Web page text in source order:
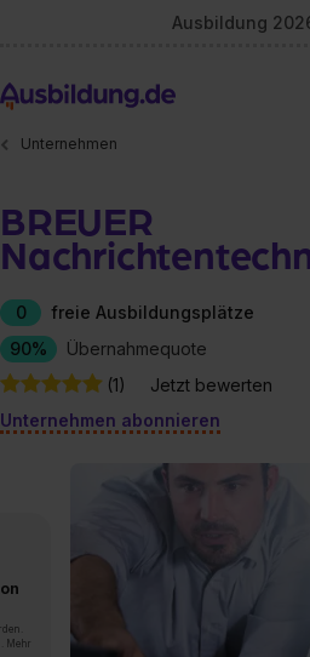
Ausbildung
Unternehmen
BREUER
0
freie Ausbildungsplätze
90%
Übernahmequote
(1)
Jetzt bewerten
Unternehmen abonnieren
Mehr